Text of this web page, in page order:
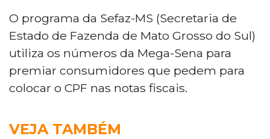
O programa da Sefaz-MS (Secretaria de
Estado de Fazenda de Mato Grosso do Sul)
utiliza os números da Mega-Sena para
premiar consumidores que pedem para
colocar o CPF nas notas fiscais.
VEJA TAMBÉM